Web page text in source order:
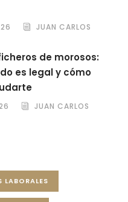
JUAN CARLOS
de morosos:
es legal y cómo
JUAN CARLOS